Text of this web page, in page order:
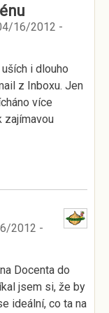
16/2012 -
i dlouho
z Inboxu. Jen
více
zajímavou
2012 -
Docenta do
jsem si, že by
ideální, co ta na